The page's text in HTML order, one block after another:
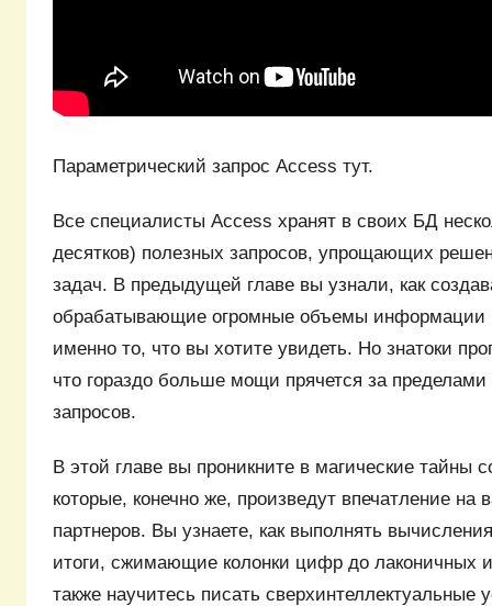
Параметрический запрос Access тут.
Все специалисты Access хранят в своих БД
десятков) полезных запросов, упрощающих
задач. В предыдущей главе вы узнали, как
обрабатывающие огромные объемы информации
именно то, что вы хотите увидеть. Но знатоки
что гораздо больше мощи прячется за пределами
запросов.
В этой главе вы проникните в магические тайны
которые, конечно же, произведут впечатление
партнеров. Вы узнаете, как выполнять
итоги, сжимающие колонки цифр до лаконичных
также научитесь писать сверхинтеллектуальные